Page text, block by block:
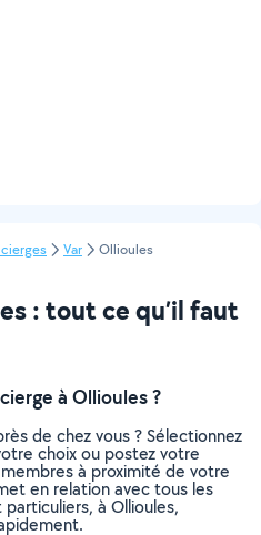
Var Ollioules
: tout ce qu’il faut
à Ollioules ?
de chez vous ? Sélectionnez
choix ou postez votre
à proximité de votre
en relation avec tous les
à Ollioules,